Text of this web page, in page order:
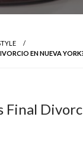
EN NUEVA
Final